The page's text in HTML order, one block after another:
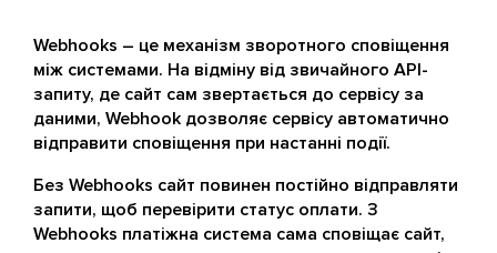
Webhooks – це механізм зворотного сповіщення
між системами. На відміну від звичайного API-
запиту, де сайт сам звертається до сервісу за
даними, Webhook дозволяє сервісу автоматично
відправити сповіщення при настанні події.
Без Webhooks сайт повинен постійно відправляти
запити, щоб перевірити статус оплати. З
Webhooks платіжна система сама сповіщає сайт,